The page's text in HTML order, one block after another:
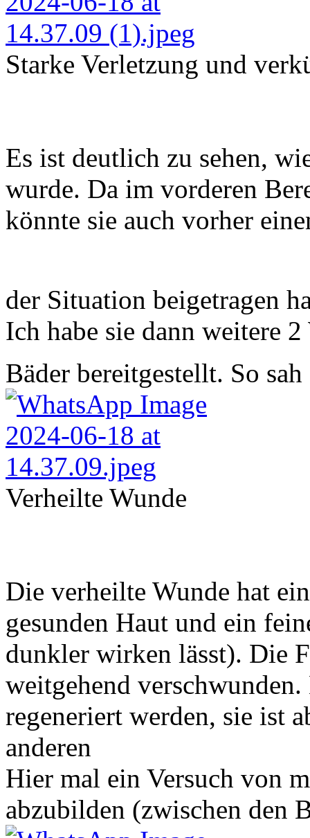
Starke Verletzung und
Es ist deutlich zu sehen,
wurde. Da im vorderen
könnte sie auch vorher
der Situation beigetragen
Ich habe sie dann weitere
Bäder bereitgestellt. So
Verheilte Wunde
Die verheilte Wunde hat
gesunden Haut und ein
dunkler wirken lässt). Die
weitgehend
regeneriert werden, sie ist
anderen
Hier mal ein Versuch von
abzubilden (zwischen den